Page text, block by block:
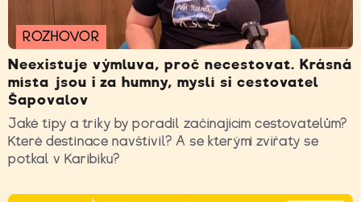
ROZHOVOR
Neexistuje výmluva, proč necestovat. Krásná
místa jsou i za humny, myslí si cestovatel
Šapovalov
Jaké tipy a triky by poradil začínajícím cestovatelům?
Které destinace navštívil? A se kterými zvířaty se
potkal v Karibiku?